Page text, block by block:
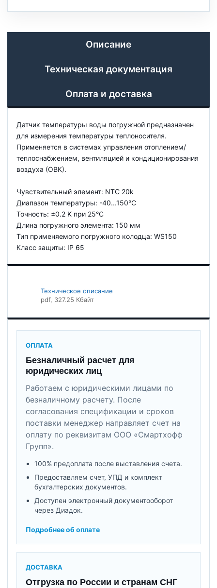
Описание
Техническая документация
Оплата и доставка
Датчик температуры воды погружной предназначен
для измерения температуры теплоносителя.
Применяется в системах управления отоплением/
теплоснабжением, вентиляцией и кондиционирования
воздуха (ОВК).
Чувствительный элемент: NTC 20k
Диапазон температуры: -40...150°C
Точность: ±0.2 K при 25°C
Длина погружного элемента: 150 мм
Тип применяемого погружного колодца: WS150
Класс защиты: IP 65
Техническое описание
pdf, 327.25 Кбайт
ОПЛАТА
Безналичный расчет для
юридических лиц
Работаем с юридическими лицами по
безналичному расчету. После
согласования спецификации и сроков
поставки менеджер направляет счет на
оплату по реквизитам ООО «Смартхофф
Групп».
100% предоплата после выставления счета.
Предоставляем счет, УПД и комплект
бухгалтерских документов.
Доступен электронный документооборот
через Диадок.
Подробнее об оплате
ДОСТАВКА
Отгрузка по России и странам СНГ